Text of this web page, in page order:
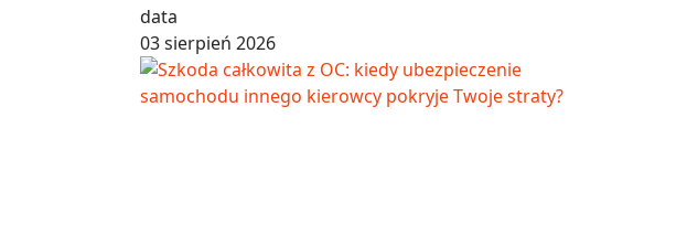
03 sierpień 2026